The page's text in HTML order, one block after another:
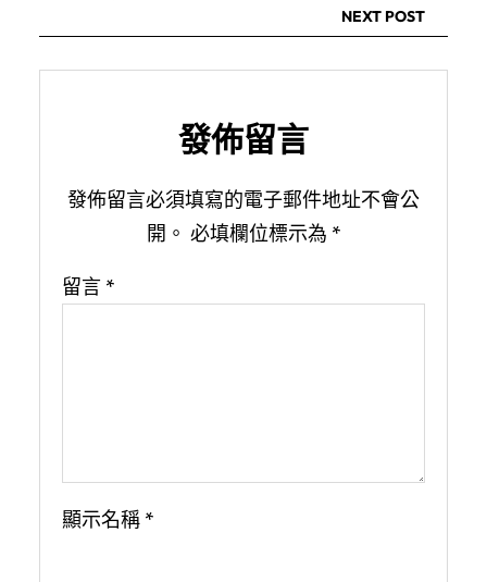
NEXT POST
發佈留言
發佈留言必須填寫的電子郵件地址不會公
開。 必填欄位標示為 *
留言 *
顯示名稱 *